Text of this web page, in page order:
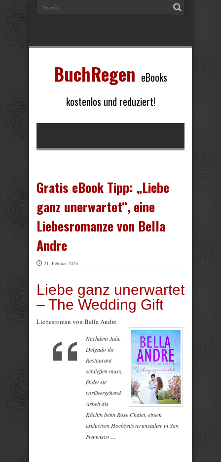
BuchRegen eBooks
kostenlos und reduziert!
Gratis eBook Tipp: „Liebe
ganz unerwartet“, eine
Liebesromanze von Bella
Andre
21. Februar 2026
Liebe ganz unerwartet
– The Wedding Gift
Liebesroman von Bella Andre
Nachdem Julie
Delgado ihr
Restaurant
schließen muss,
findet sie
vorübergehend
Arbeit als
Köchin beim Rose Chalet, einem
exklusiven Hochzeitsveranstalter in San
Francisco …